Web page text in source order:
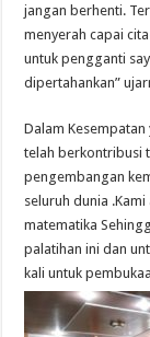
jangan berhenti.
menyerah capai
untuk pengganti
dipertahankan”
Dalam
telah berkontribusi
pengembangan
seluruh dunia
matematika
palatihan ini dan
kali untuk